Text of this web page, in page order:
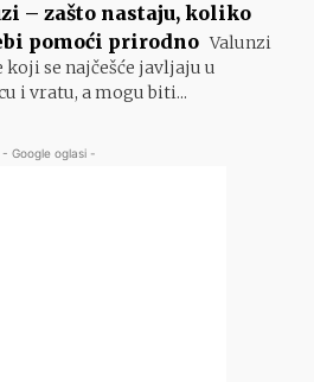
– zašto nastaju, koliko
pomoći prirodno Valunzi
se najčešće javljaju u
i vratu, a mogu biti...
- Google oglasi -